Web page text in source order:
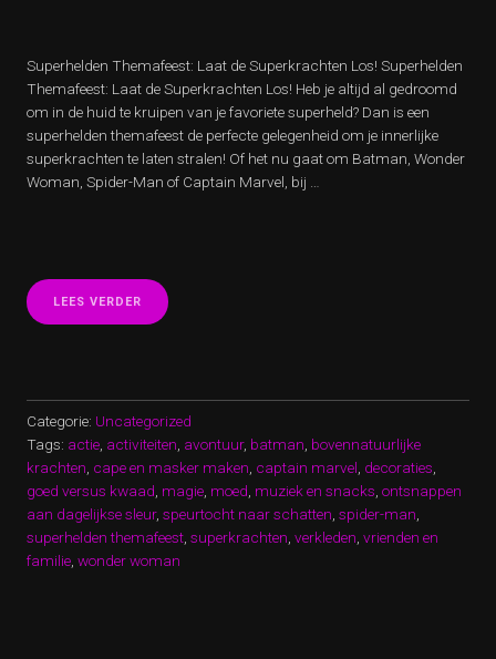
Superhelden Themafeest: Laat de Superkrachten Los! Superhelden
Themafeest: Laat de Superkrachten Los! Heb je altijd al gedroomd
om in de huid te kruipen van je favoriete superheld? Dan is een
superhelden themafeest de perfecte gelegenheid om je innerlijke
superkrachten te laten stralen! Of het nu gaat om Batman, Wonder
Woman, Spider-Man of Captain Marvel, bij …
LEES VERDER “BELEEF
EEN
AVONTUUR!”
Categorie: Uncategorized
Tags: actie activiteiten avontuur, batman bovennatuurlijke
krachten cape en masker maken captain marvel decoraties
goed versus kwaad magie moed muziek en snacks ontsnappen
aan dagelijkse sleur, speurtocht naar schatten spider-man
superhelden themafeest superkrachten verkleden vrienden en
familie wonder woman